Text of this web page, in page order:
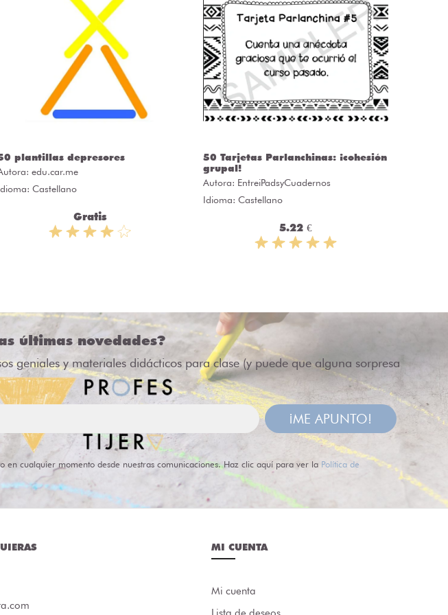
plantillas depresores
edu.car.me
Castellano
Gratis
50 Tarjetas Parlanchinas: ¡cohesión
grupal!
Autora: EntreiPadsyCuadernos
Idioma: Castellano
5.22 €
últimas novedades?
geniales y materiales didácticos para clase (y puede que alguna sorpresa
¡ME APUNTO!
cualquier momento desde nuestras comunicaciones. Haz clic aquí para ver la Política de
MI CUENTA
Mi cuenta